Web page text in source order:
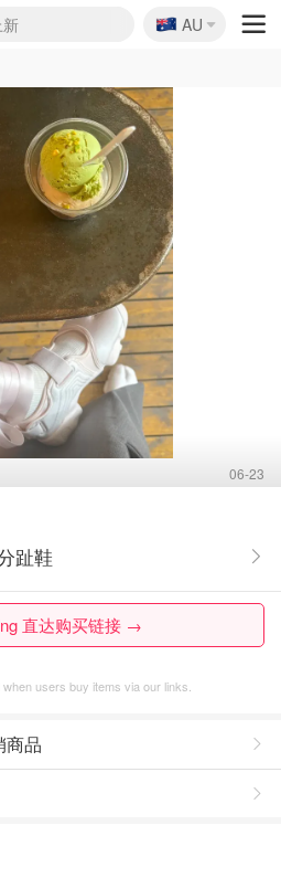
折
总
拍起
1折
板价
折
折
浴露
票6折
薰
折
2折
折
折9折
折
🇦🇺
AU
06-23
趾鞋
直达购买链接 →
users buy items via our links.
商品